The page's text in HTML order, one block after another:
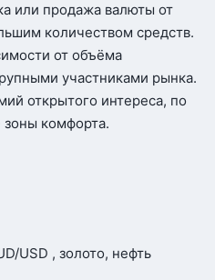
или продажа валюты от
количеством средств.
от объёма
участниками рынка.
открытого интереса, по
зоны комфорта.
USD , золото, нефть